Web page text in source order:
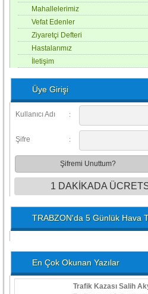
Mahallelerimiz
Vefat Edenler
Ziyaretçi Defteri
Hastalarımız
İletişim
Üye Girişi
Kullanıcı Adı :
Şifre :
Şifremi Unuttum?
1 DAKİKADA
TRABZON'da 5 Günlük Hava
En Çok Okunan Yazılar
Trafik Kazası Salih